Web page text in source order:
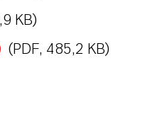
KB)
(PDF, 485,2 KB)